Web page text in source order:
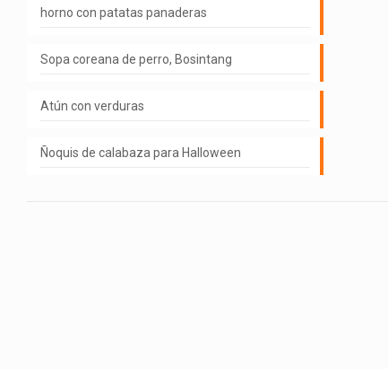
horno con patatas panaderas
Sopa coreana de perro, Bosintang
Atún con verduras
Ñoquis de calabaza para Halloween